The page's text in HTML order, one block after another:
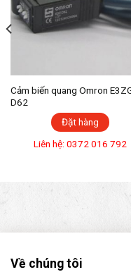
Cảm biến quang Omron
D62
Đặt hàng
Liên hệ: 0372 016 792
Về chúng tôi